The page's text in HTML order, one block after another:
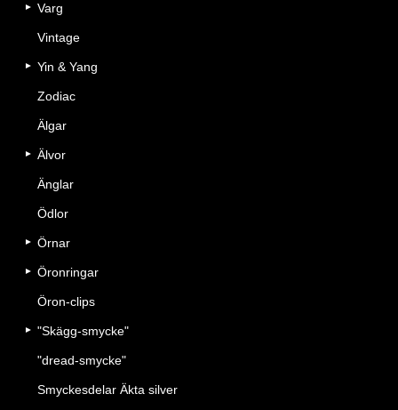
Varg
Vintage
Yin & Yang
Zodiac
Älgar
Älvor
Änglar
Ödlor
Örnar
Öronringar
Öron-clips
"Skägg-smycke"
"dread-smycke"
Smyckesdelar Äkta silver